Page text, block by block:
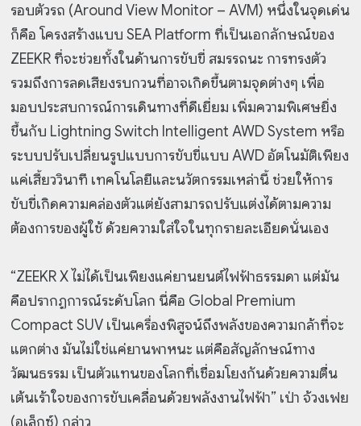
รอบตัวรถ (Around View Monitor – AVM) หนึ่งในจุดเด่น
ก็คือ โครงสร้างแบบ SEA Platform ที่เป็นเอกลักษณ์ของ
ZEEKR ที่จะช่วยทั้งในด้านการขับขี่ สมรรถนะ การทรงตัว
รวมถึงการลดเสียงรบกวนที่อาจเกิดขึ้นตามจุดต่างๆ เพื่อ
มอบประสบการณ์การเดินทางที่ดีเยี่ยม เพิ่มความพิเศษยิ่ง
ขึ้นกับ Lightning Switch Intelligent AWD System หรือ
ระบบปรับเปลี่ยนรูปแบบการขับขี่แบบ AWD อัตโนมัติเพียง
แค่เสี้ยววินาที เทคโนโลยีและนวัตกรรมเหล่านี้ ช่วยให้การ
ขับขี่เกิดความคล่องตัวแต่ยังสามารถปรับแต่งได้ตามความ
ต้องการของผู้ใช้ ด้วยความใส่ใจในทุกรายละเอียดนั่นเอง
“ZEEKR X ไม่ได้เป็นเพียงแค่ยานยนต์ไฟฟ้าธรรมดา แต่มัน
คือปรากฏการณ์ระดับโลก นี่คือ Global Premium
Compact SUV เป็นเครื่องพิสูจน์ถึงพลังของความกล้าที่จะ
แตกต่าง มันไม่ใช่แค่ยานพาหนะ แต่คือสัญลักษณ์ทาง
วัฒนธรรม เป็นตัวแทนของโลกที่เชื่อมโยงกันด้วยความตื่น
เต้นเร้าใจของการขับเคลื่อนด้วยพลังงานไฟฟ้า” เป่า จ้วงเฟย
(อเล็กซ์) กล่าว